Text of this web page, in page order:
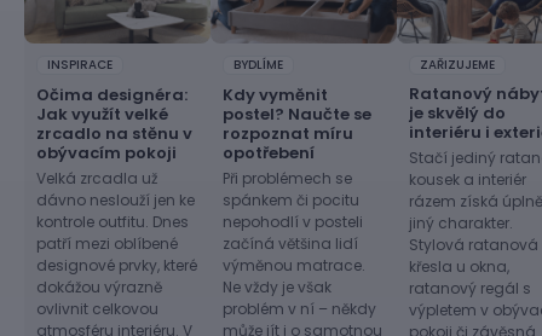
INSPIRACE
Očima designéra:
Jak využít velké
zrcadlo na stěnu v
obývacím pokoji
Velká zrcadla už
dávno neslouží jen ke
kontrole outfitu. Dnes
patří mezi oblíbené
designové prvky, které
dokážou výrazně
ovlivnit celkovou
atmosféru interiéru. V
BYDLÍME
Kdy vyměnit
postel? Naučte se
rozpoznat míru
opotřebení
Při problémech se
spánkem či pocitu
nepohodlí v posteli
začíná většina lidí
výměnou matrace.
Ne vždy je však
problém v ní – někdy
může jít i o samotnou
ZAŘIZUJEME
Ratanový
je skvělý do
interiéru i
Stačí jediný
kousek a interiér
rázem získá úplně
jiný charakter.
Stylová ratanová
křesla u okna,
ratanový regál s
výpletem v
pokoji či závěsná